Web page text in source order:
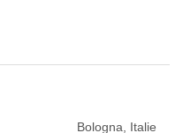
Bologna, Italie